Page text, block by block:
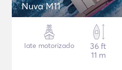
Nuva M11
Iate motorizado
36 ft
11 m